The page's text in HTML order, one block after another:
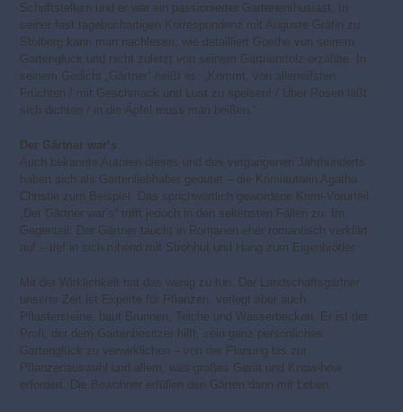
Schriftstellern und er war ein passionierter Gartenenthusiast. In
seiner fast tagebuchartigen Korrespondenz mit Auguste Gräfin zu
Stolberg kann man nachlesen, wie detailliert Goethe von seinem
Gartenglück und nicht zuletzt von seinem Gärtnerstolz erzählte. In
seinem Gedicht „Gärtner“ heißt es: „Kommt, von allerreifsten
Früchten / mit Geschmack und Lust zu speisen! / Über Rosen läßt
sich dichten / in die Äpfel muss man beißen.“
Der Gärtner war’s
Auch bekannte Autoren dieses und des vergangenen Jahrhunderts
haben sich als Gartenliebhaber geoutet – die Krimiautorin Agatha
Christie zum Beispiel. Das sprichwörtlich gewordene Krimi-Vorurteil
„Der Gärtner war’s“ trifft jedoch in den seltensten Fällen zu. Im
Gegenteil: Der Gärtner taucht in Romanen eher romantisch verklärt
auf – tief in sich ruhend mit Strohhut und Hang zum Eigenbrötler.
Mit der Wirklichkeit hat das wenig zu tun. Der Landschaftsgärtner
unserer Zeit ist Experte für Pflanzen, verlegt aber auch
Pflastersteine, baut Brunnen, Teiche und Wasserbecken. Er ist der
Profi, der dem Gartenbesitzer hilft, sein ganz persönliches
Gartenglück zu verwirklichen – von der Planung bis zur
Pflanzenauswahl und allem, was großes Gerät und Know-how
erfordert. Die Bewohner erfüllen den Garten dann mit Leben.